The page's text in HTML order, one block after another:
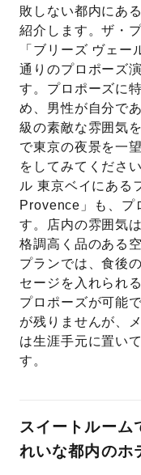
敗しない都内にあ
紹介します。ザ・
「ブリーズ ヴェ
通りのプロポーズ
す。プロポーズに
め、男性が自分で
級の素敵な雰囲気
で東京の夜景を一
をしてみてくださ
ル 東京ベイにある
Provence」も、プ
す。店内の雰囲気
格調高く品のある
プランでは、食後
セージを入れられ
プロポーズが可能
が残りませんが、
は生涯手元に置い
す。
スイートルーム
れいな都内のホ